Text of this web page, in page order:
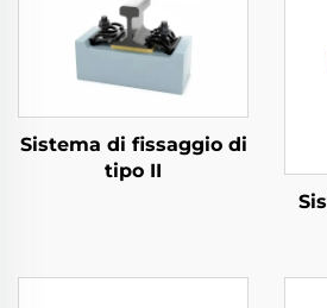
Sistema di fissaggio di
tipo II